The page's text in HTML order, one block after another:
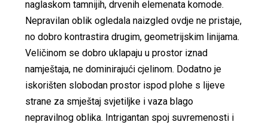
naglaskom tamnijih, drvenih elemenata komode.
Nepravilan oblik ogledala naizgled ovdje ne pristaje,
no dobro kontrastira drugim, geometrijskim linijama.
Veličinom se dobro uklapaju u prostor iznad
namještaja, ne dominirajući cjelinom. Dodatno je
iskorišten slobodan prostor ispod plohe s lijeve
strane za smještaj svjetiljke i vaza blago
nepravilnog oblika. Intrigantan spoj suvremenosti i